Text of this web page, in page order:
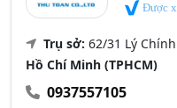
Được
Trụ sở: 62/31 Lý
Hồ Chí Minh (TPHCM)
0937557105